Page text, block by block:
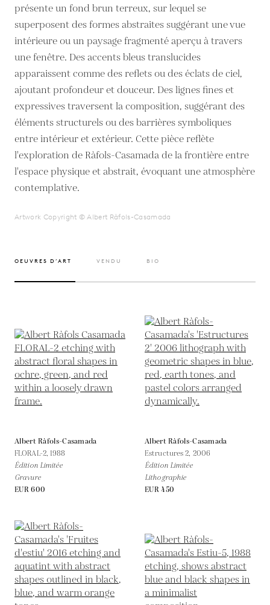
présente un fond brun terreux, sur lequel se
superposent des formes abstraites suggérant une vue
intérieure ou un paysage fragmenté aperçu à travers
une fenêtre. Des accents bleus translucides
apparaissent comme des reflets ou des éclats de ciel,
ajoutant profondeur et douceur. Des lignes fines et
expressives traversent la composition, suggérant des
éléments structurels ou des barrières symboliques
entre intérieur et extérieur. Cette pièce reflète
l'exploration de Ràfols-Casamada de la frontière entre
l'espace physique et abstrait, évoquant une atmosphère
contemplative.
Artwork Copyright © Albert Ràfols-Casamada
OEUVRES D’ART VENDU BIO
Albert Ràfols-Casamada
FLORAL-2, 1988
Édition Limitée
Gravure
EUR 600
Albert Ràfols-Casamada
Estructures 2, 2006
Édition Limitée
Lithographie
EUR 450